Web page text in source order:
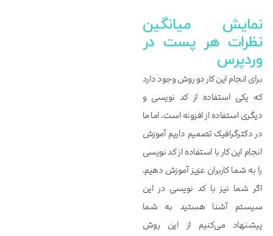
نمایش میانگین
نظرات هر پست در
وردپرس
برای انجام این کار دو روش وجود دارد
که یکی استفاده از کد نویسی و
دیگری استفاده از افزونه است. اما ما
در دکترگرافیک تصمیم داریم آموزش
انجام این کار با استفاده از کد نویسی
را به شما کاربران عزیز آموزش دهیم.
اگر شما نیز با کد نویسی در این
سیستم آشنا هستید به شما
پیشنهاد می‌کنیم از این روش